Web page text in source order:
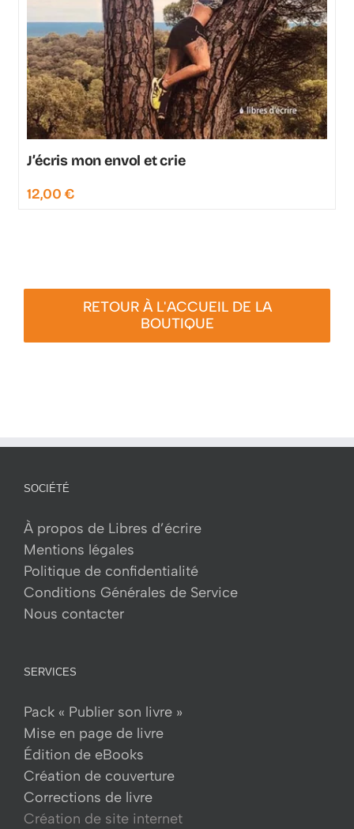
J’écris mon envol et crie
12,00€
RETOUR À L'ACCUEIL DE LA
BOUTIQUE
SOCIÉTÉ
À propos de Libres d’écrire
Mentions légales
Politique de confidentialité
Conditions Générales de Service
Nous contacter
SERVICES
Pack « Publier son livre »
Mise en page de livre
Édition de eBooks
Création de couverture
Corrections de livre
Création de site internet